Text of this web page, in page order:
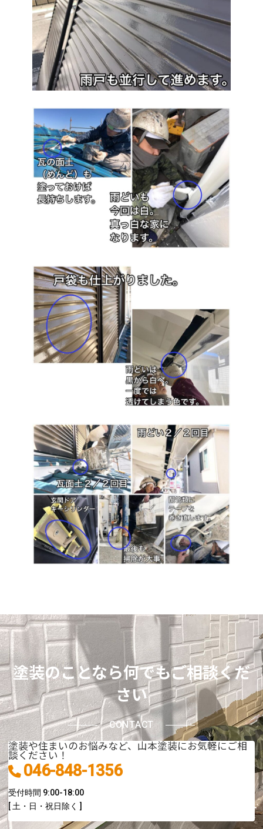
塗装のことなら何でもご相談くだ
さい
CONTACT
塗装や住まいのお悩みなど、山本塗装にお気軽にご相
談ください！
046-848-1356
受付時間 9:00-18:00
[ 土・日・祝日除く ]